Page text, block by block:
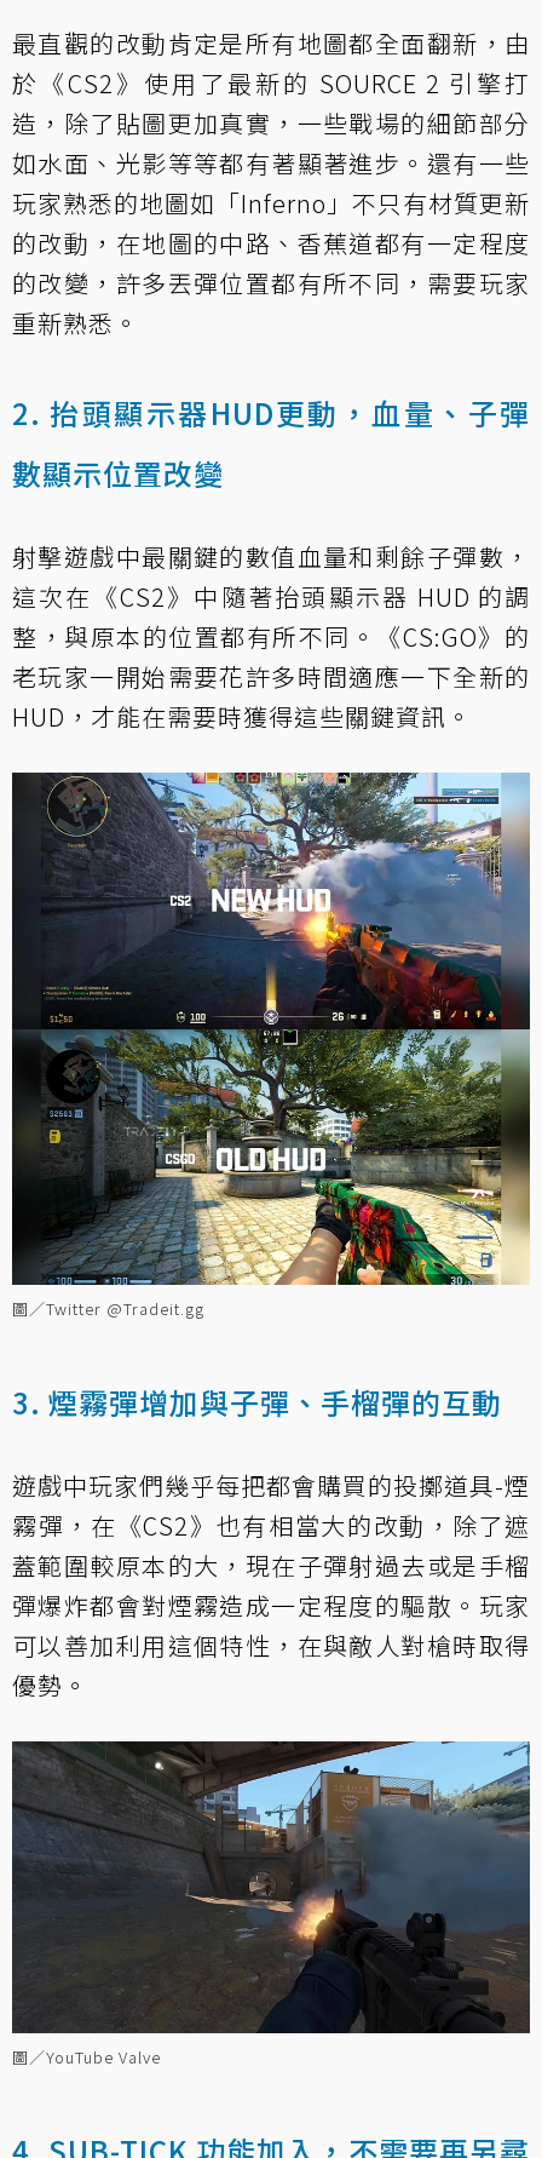
最直觀的改動肯定是所有地圖都全面翻新，由
於《CS2》使用了最新的 SOURCE 2 引擎打
造，除了貼圖更加真實，一些戰場的細節部分
如水面、光影等等都有著顯著進步。還有一些
玩家熟悉的地圖如「Inferno」不只有材質更新
的改動，在地圖的中路、香蕉道都有一定程度
的改變，許多丟彈位置都有所不同，需要玩家
重新熟悉。
2. 抬頭顯示器HUD更動，血量、子彈
數顯示位置改變
射擊遊戲中最關鍵的數值血量和剩餘子彈數，
這次在《CS2》中隨著抬頭顯示器 HUD 的調
整，與原本的位置都有所不同。《CS:GO》的
老玩家一開始需要花許多時間適應一下全新的
HUD，才能在需要時獲得這些關鍵資訊。
圖／Twitter @Tradeit.gg
3. 煙霧彈增加與子彈、手榴彈的互動
遊戲中玩家們幾乎每把都會購買的投擲道具-煙
霧彈，在《CS2》也有相當大的改動，除了遮
蓋範圍較原本的大，現在子彈射過去或是手榴
彈爆炸都會對煙霧造成一定程度的驅散。玩家
可以善加利用這個特性，在與敵人對槍時取得
優勢。
圖／YouTube Valve